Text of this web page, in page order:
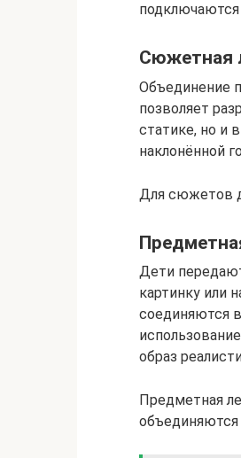
подключаются
Сюжетная
Объединение
позволяет
статике, но и
наклонённой
Для сюжетов
Дети
картинку или
соединяются
образ
Предметная